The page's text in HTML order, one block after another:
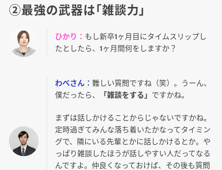
②最強の武器は「雑談力」
ひかり： もし新卒1ヶ月目にタイムスリップし
たとしたら、1ヶ月間何をしますか？
わべさん： 難しい質問ですね（笑）。うーん、
僕だったら、
「雑談をする」 ですかね。
まずは話しかけることからじゃないですかね。
定時過ぎてみんな落ち着いたかなってタイミン
グで、隣にいる先輩とかに話しかけるとか。や
っぱり雑談したほうが話しやすい人だってなる
んですよ。仲良くなっておけば、その後も質問